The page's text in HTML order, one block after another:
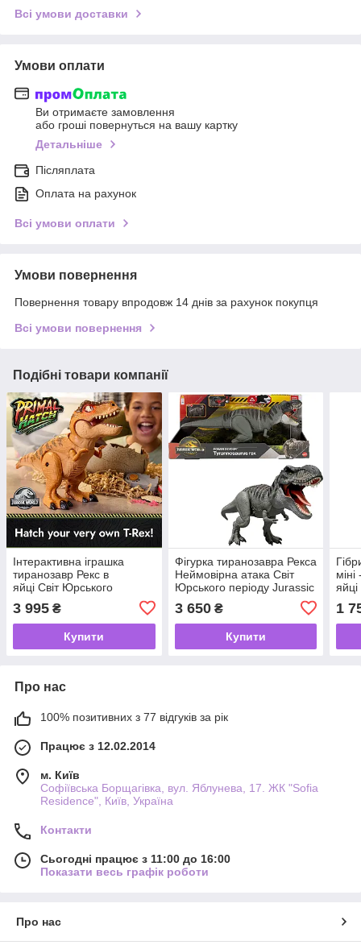
Всі умови доставки
Умови оплати
Ви отримаєте замовлення
або гроші повернуться на вашу картку
Детальніше
Післяплата
Оплата на рахунок
Всі умови оплати
Умови повернення
Повернення товару впродовж 14 днів за рахунок покупця
Всі умови повернення
Подібні товари компанії
Інтерактивна іграшка
тиранозавр Рекс в
яйці Світ Юрського
Jurassic World
3 995 ₴
Купити
Фігурка тиранозавра Рекса
Неймовірна атака Світ
Юрського періоду Jurassic
3 650₴
Купити
1
Про нас
100% позитивних з 77 відгуків за рік
Працює з 12.02.2014
м. Київ
Софіївська Борщагівка, вул. Яблунева, 17. ЖК "Sofia
Residence", Київ, Україна
Контакти
Сьогодні працює з 11:00 до 16:00
Показати весь графік роботи
Про нас